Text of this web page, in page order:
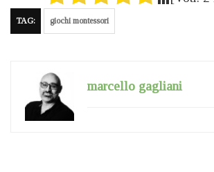
TAG: giochi montessori
marcello gagliani